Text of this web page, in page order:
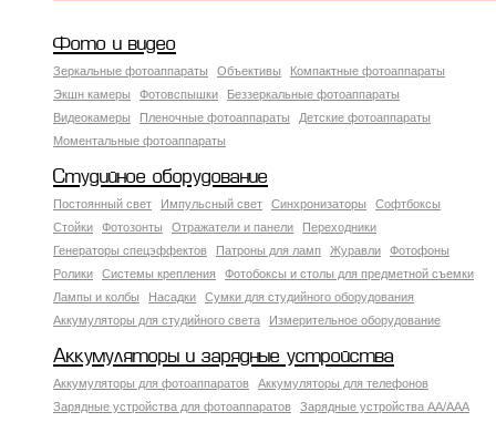
Фото и видео
Зеркальные фотоаппараты Объективы
Компактные фотоаппараты
Экшн камеры
Фотовспышки
Беззеркальные фотоаппараты
Видеокамеры
Пленочные фотоаппараты
Детские фотоаппараты
Моментальные фотоаппараты
Студийное оборудование
Постоянный свет Импульсный свет Синхронизаторы
Софтбоксы
Стойки
Фотозонты Отражатели и панели
Переходники
Генераторы спецэффектов
Патроны для ламп Журавли
Фотофоны
Ролики
Системы крепления
Фотобоксы и столы для предметной съемки
Лампы и колбы
Насадки
Сумки для студийного оборудования
Аккумуляторы для студийного света
Измерительное оборудование
Аккумуляторы и зарядные устройства
Аккумуляторы для фотоаппаратов
Аккумуляторы для телефонов
Зарядные устройства для фотоаппаратов
Зарядные устройства AA/AAA